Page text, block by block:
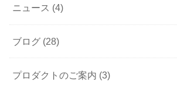
ニュース (4)
ブログ (28)
プロダクトのご案内 (3)